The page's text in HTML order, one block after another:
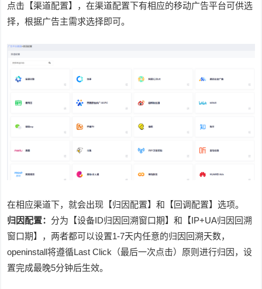
点击【渠道配置】，在渠道配置下有相应的移动广告平台可供选
择，根据广告主需求选择即可。
在相应渠道下，就会出现【归因配置】和【回调配置】选项。
归因配置： 分为【设备ID归因回溯窗口期】和【IP+UA归因回溯
窗口期】，两者都可以设置1-7天内任意的归因回溯天数，
openinstall将遵循Last Click（最后一次点击）原则进行归因，设
置完成最晚5分钟后生效。